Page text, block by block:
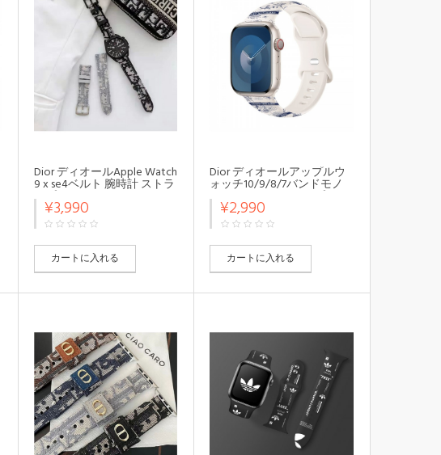
Dior ディオールApple Watch
9 x se4ベルト 腕時計 ストラ
ップapple watch ultra2 10/9
バンド 45mmメンズ レディ
ースファッションApple
Watch 7 8 9 10 xベルト シリ
コン
¥3,990
カートに入れる
Dior ディオールアップルウ
ォッチ10/9/8/7バンドモノ
グラム シリコンアップルウ
ォッチ10/x/ultra2/SE2バンド
調節可能アップルウォッチ
10/9/Ultra 49mmバンドハイ
ブランド激安
¥2,990
カートに入れる